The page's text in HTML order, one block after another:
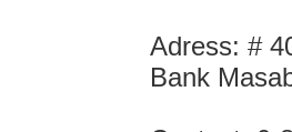
Adress: #
Bank